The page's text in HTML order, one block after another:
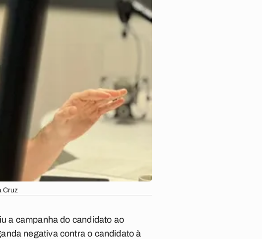
Cruz
a campanha do candidato ao
negativa contra o candidato à